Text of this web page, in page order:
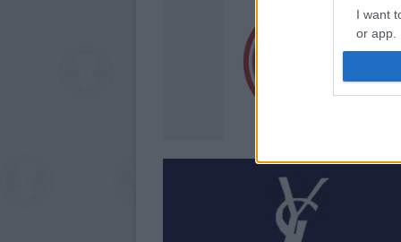
I want
or app.
I want